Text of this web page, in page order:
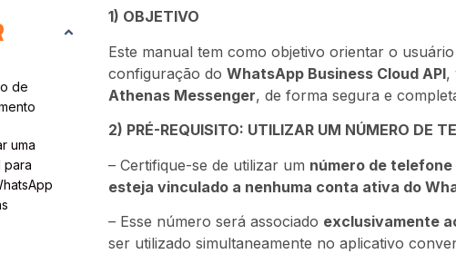
de
uma
para
1) OBJETIVO
Este manual tem como objetivo orientar o
configuração do WhatsApp Business Cloud API,
Athenas Messenger, de forma segura e
2) PRÉ-REQUISITO: UTILIZAR UM NÚMERO DE
– Certifique-se de utilizar um número de
esteja vinculado a nenhuma conta ativa do
– Esse número será associado exclusivamente
ser utilizado simultaneamente no aplicativo